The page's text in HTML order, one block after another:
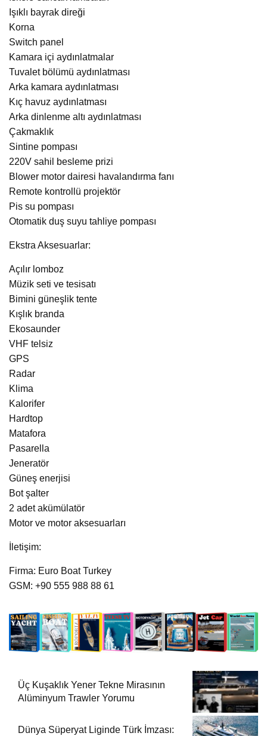
Işıklı bayrak direği
Korna
Switch panel
Kamara içi aydınlatmalar
Tuvalet bölümü aydınlatması
Arka kamara aydınlatması
Kıç havuz aydınlatması
Arka dinlenme altı aydınlatması
Çakmaklık
Sintine pompası
220V sahil besleme prizi
Blower motor dairesi havalandırma fanı
Remote kontrollü projektör
Pis su pompası
Otomatik duş suyu tahliye pompası
Ekstra Aksesuarlar:
Açılır lomboz
Müzik seti ve tesisatı
Bimini güneşlik tente
Kışlık branda
Ekosaunder
VHF telsiz
GPS
Radar
Klima
Kalorifer
Hardtop
Matafora
Pasarella
Jeneratör
Güneş enerjisi
Bot şalter
2 adet akümülatör
Motor ve motor aksesuarları
İletişim:
Firma: Euro Boat Turkey
GSM: +90 555 988 88 61
Üç Kuşaklık Yener Tekne Mirasının
Alüminyum Trawler Yorumu
Dünya Süperyat Liginde Türk İmzası: